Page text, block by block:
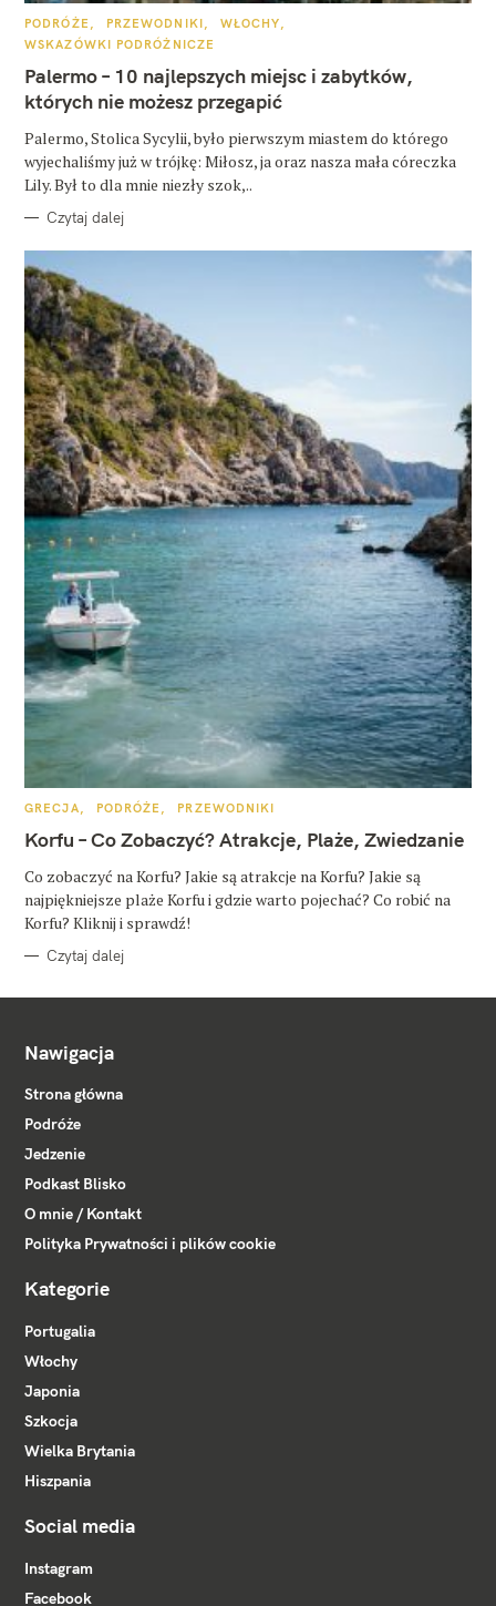
K
T
G
R
PODRÓŻE PRZEWODNIKI
WŁOCHY
WSKAZÓWKI PODRÓŻNICZE
Palermo – 10 najlepszych miejsc i zabytków,
których nie możesz przegapić
Palermo, Stolica Sycylii, było pierwszym miastem do którego
wyjechaliśmy już w trójkę: Miłosz, ja oraz nasza mała córeczka
Lily. Był to dla mnie niezły szok,..
Czytaj dalej
K
T
E
O
R
I
GRECJA PODRÓŻE PRZEWODNIKI
Korfu – Co Zobaczyć? Atrakcje, Plaże, Zwiedzanie
Co zobaczyć na Korfu? Jakie są atrakcje na Korfu? Jakie są
najpiękniejsze plaże Korfu i gdzie warto pojechać? Co robić na
Korfu? Kliknij i sprawdź!
Czytaj dalej
Nawigacja
Strona główna
Podróże
Jedzenie
Podkast Blisko
O mnie / Kontakt
Polityka Prywatności i plików cookie
Kategorie
Portugalia
Włochy
Japonia
Szkocja
Wielka Brytania
Hiszpania
Social media
Instagram
Facebook